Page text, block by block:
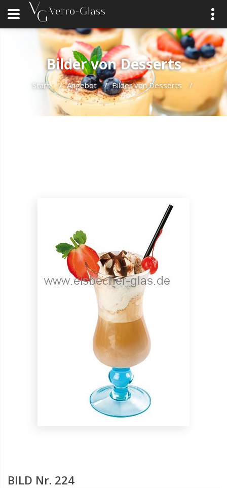
Bilder von Desserts
Start / Angebot / Bilder von Desserts /
BILD Nr. 224